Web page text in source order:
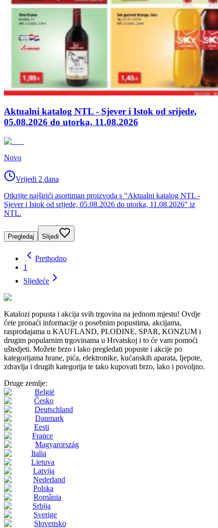
Aktualni katalog NTL - Sjever i Istok od srijede,
05.08.2026 do utorka, 11.08.2026
Novo
Vrijedi 2 dana
Otkrijte najširići asortiman proizvoda s "Aktualni katalog NTL -
Sjever i Istok od srijede, 05.08.2026 do utorka, 11.08.2026" iz
NTL.
Pregledaj Slijedi
Prethodno
1
Sljedeće
Katalozi popusta i akcija svih trgovina na jednom mjestu! Ovdje
ćete pronaći informacije o posebnim popustima, akcijama,
rasprodajama u KAUFLAND, PLODINE, SPAR, KONZUM i
drugim popularnim trgovinama u Hrvatskoj i to će vam pomoći
uštedjeti. Možete brzo i lako pregledati popuste i akcije po
kategorijama hrane, pića, elektronike, kućanskih aparata, ljepote,
zdravlja i drugih kategorija te tako kupovati brzo, lako i povoljno.
Druge zemlje:
België
Česko
Deutschland
Danmark
Eesti
France
Magyarország
Italia
Lietuva
Latvija
Nederland
Polska
România
Srbija
Sverige
Slovensko